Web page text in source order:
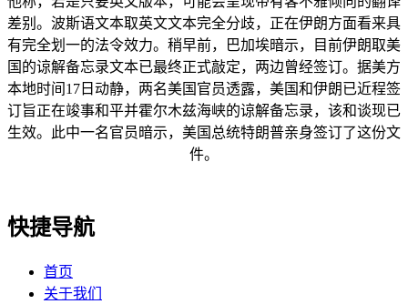
差别。波斯语文本取英文文本完全分歧，正在伊朗方面看来具
有完全划一的法令效力。稍早前，巴加埃暗示，目前伊朗取美
国的谅解备忘录文本已最终正式敲定，两边曾经签订。据美方
本地时间17日动静，两名美国官员透露，美国和伊朗已近程签
订旨正在竣事和平并霍尔木兹海峡的谅解备忘录，该和谈现已
生效。此中一名官员暗示，美国总统特朗普亲身签订了这份文
件。
快捷导航
首页
关于我们